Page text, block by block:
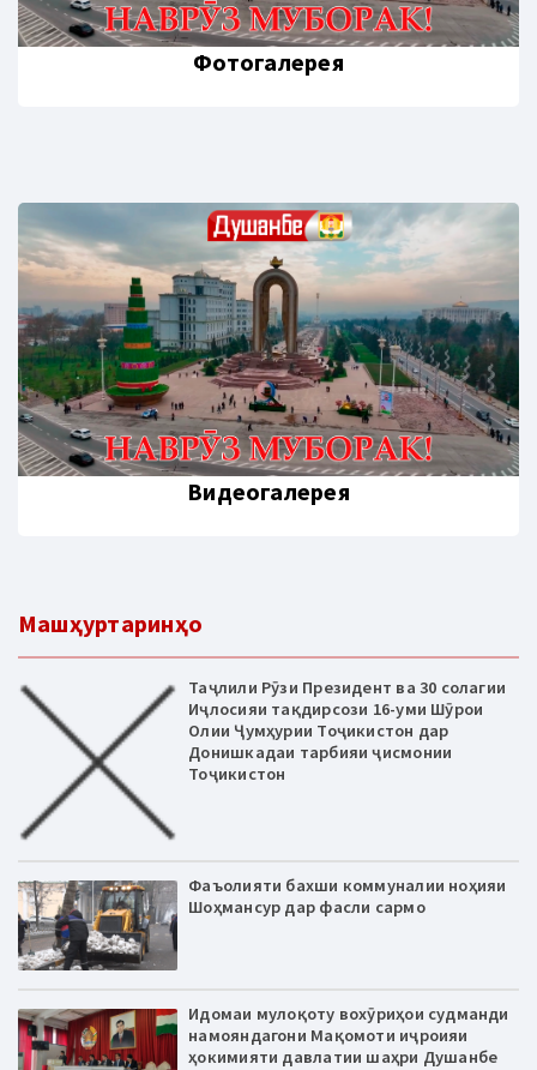
Фотогалерея
Видеогалерея
Машҳуртаринҳо
Таҷлили Рӯзи Президент ва 30 солагии
Иҷлосияи тақдирсози 16-уми Шӯрои
Олии Ҷумҳурии Тоҷикистон дар
Донишкадаи тарбияи ҷисмонии
Тоҷикистон
Фаъолияти бахши коммуналии ноҳияи
Шоҳмансур дар фасли сармо
Идомаи мулоқоту вохӯриҳои судманди
намояндагони Мақомоти иҷроияи
ҳокимияти давлатии шаҳри Душанбе